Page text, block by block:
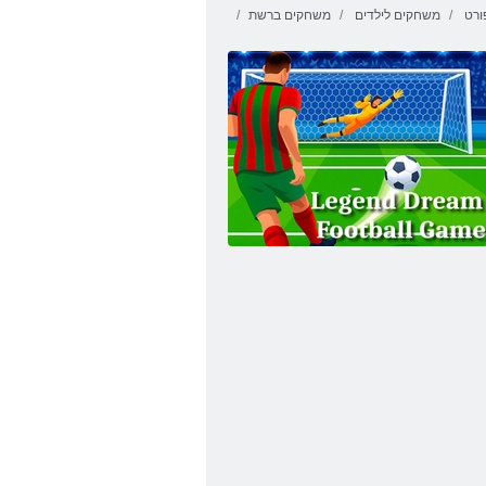
2 ללוקמ רצוא קראש Fruita
משחקים ברשת משחקים לילדים